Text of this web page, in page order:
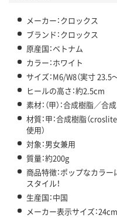
メーカー：クロックス
ブランド：クロックス
原産国：ベトナム
カラー：ホワイト
サイズ：M6/W8（実寸 23.5
ヒールの高さ：約2.5cm
素材：（甲）：合成樹脂／合
材質：甲：合成樹脂（
使用）
対象：男女兼用
質量：約200g
商品特徴：ポップなカラ
スタイル！
生産国：中国
メーカー表示サイズ：24cm